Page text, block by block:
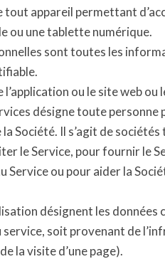
appareil permettant
ou une tablette numérique.
sont toutes les
l’application ou le site web ou
désigne toute personne
Société. Il s’agit de
le Service, pour fournir le
Service ou pour aider la
désignent les
service, soit provenant de
la visite d’une page).